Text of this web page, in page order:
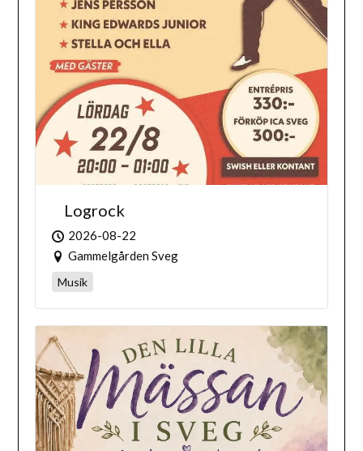
Logrock
2026-08-22
Gammelgården Sveg
Musik